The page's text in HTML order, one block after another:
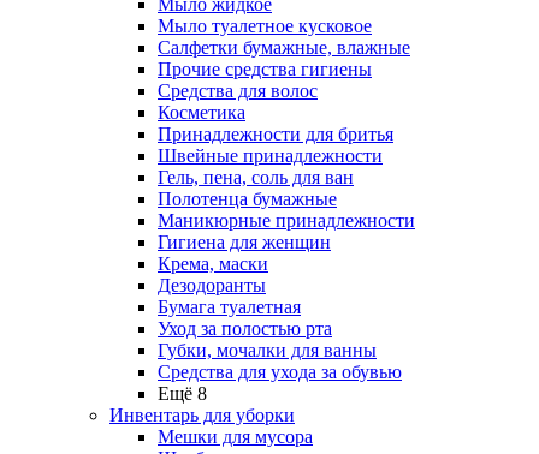
Мыло жидкое
Мыло туалетное кусковое
Салфетки бумажные, влажные
Прочие средства гигиены
Средства для волос
Косметика
Принадлежности для бритья
Швейные принадлежности
Гель, пена, соль для ван
Полотенца бумажные
Маникюрные принадлежности
Гигиена для женщин
Крема, маски
Дезодоранты
Бумага туалетная
Уход за полостью рта
Губки, мочалки для ванны
Средства для ухода за обувью
Ещё 8
Инвентарь для уборки
Мешки для мусора